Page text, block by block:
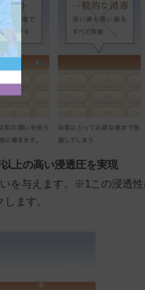
上の高い浸透圧を実現
を与えます。※1この浸透
ます。